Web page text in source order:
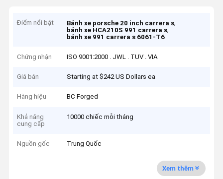
Điểm nổi bật Bánh xe porsche 20 inch carrera s,
bánh xe HCA210S 991 carrera s,
bánh xe 991 carrera s 6061-T6
Chứng nhận ISO 9001:2000 . JWL . TUV . VIA
Giá bán Starting at $242 US Dollars ea
Hàng hiệu BC Forged
Khả năng
cung cấp
10000 chiếc mỗi tháng
Nguồn gốc Trung Quốc
Xem thêm